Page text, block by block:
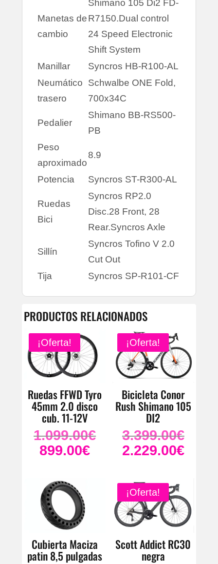
Manetas de
cambio
Shimano 105 Di2 FD-
R7150.Dual control
24 Speed Electronic
Shift System
Manillar
Syncros HB-R100-AL
Neumático
trasero
Schwalbe ONE Fold,
700x34C
Pedalier
Shimano BB-RS500-
PB
Peso
aproximado
8.9
Potencia Syncros ST-R300-AL
Ruedas
Bici
Syncros RP2.0
Disc.28 Front, 28
Rear.Syncros Axle
Sillín
Syncros Tofino V 2.0
Cut Out
Tija
Syncros SP-R101-CF
PRODUCTOS RELACIONADOS
¡Oferta!
Ruedas FFWD Tyro
45mm 2.0 disco
cub. 11-12V
1.099.00€El
precio
1.099.00€.
899.00€El
899.00€.
¡Oferta!
Bicicleta Conor
Rush Shimano 105
DI2
3.399.00€El
precio
2.229.00€El
Cubierta Maciza
patin 8,5 pulgadas
¡Oferta!
Scott Addict RC30
negra